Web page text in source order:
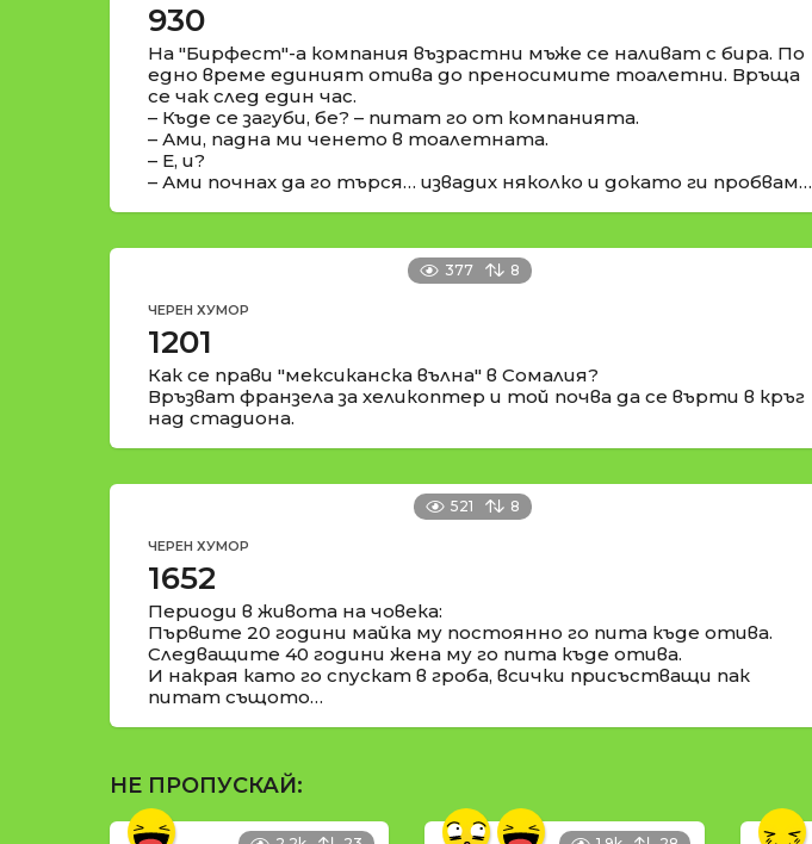
930
На "Бирфест"-а компания възрастни мъже се наливат с бира. По
едно време единият отива до преносимите тоалетни. Връща
се чак след един час.
– Къде се загуби, бе? – питат го от компанията.
– Ами, падна ми ченето в тоалетната.
– Е, и?
– Ами почнах да го търся… извадих няколко и докато ги пробвам…
377 8
ЧЕРЕН ХУМОР
1201
Как се прави "мексиканска вълна" в Сомалия?
Връзват франзела за хеликоптер и той почва да се върти в кръг
над стадиона.
521 8
ЧЕРЕН ХУМОР
1652
Периоди в живота на човека:
Първите 20 години майка му постоянно го пита къде отива.
Следващите 40 години жена му го пита къде отива.
И накрая като го спускат в гроба, всички присъстващи пак
питат същото…
НЕ ПРОПУСКАЙ: